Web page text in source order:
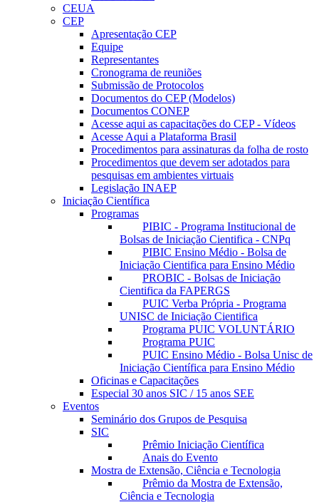
CEUA
CEP
Apresentação CEP
Equipe
Representantes
Cronograma de reuniões
Submissão de Protocolos
Documentos do CEP (Modelos)
Documentos CONEP
Acesse aqui as capacitações do CEP - Vídeos
Acesse Aqui a Plataforma Brasil
Procedimentos para assinaturas da folha de rosto
Procedimentos que devem ser adotados para
pesquisas em ambientes virtuais
Legislação INAEP
Iniciação Científica
Programas
PIBIC - Programa Institucional de
Bolsas de Iniciação Cientifica - CNPq
PIBIC Ensino Médio - Bolsa de
Iniciação Cientifica para Ensino Médio
PROBIC - Bolsas de Iniciação
Cientifica da FAPERGS
PUIC Verba Própria - Programa
UNISC de Iniciação Cientifica
Programa PUIC VOLUNTÁRIO
Programa PUIC
PUIC Ensino Médio - Bolsa Unisc de
Iniciação Científica para Ensino Médio
Oficinas e Capacitações
Especial 30 anos SIC / 15 anos SEE
Eventos
Seminário dos Grupos de Pesquisa
SIC
Prêmio Iniciação Científica
Anais do Evento
Mostra de Extensão, Ciência e Tecnologia
Prêmio da Mostra de Extensão,
Ciência e Tecnologia